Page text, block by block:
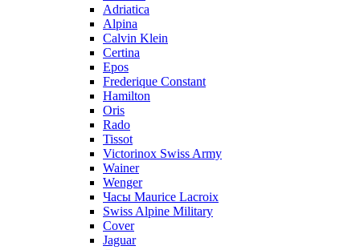
Adriatica
Alpina
Calvin Klein
Certina
Epos
Frederique Constant
Hamilton
Oris
Rado
Tissot
Victorinox Swiss Army
Wainer
Wenger
Часы Maurice Lacroix
Swiss Alpine Military
Cover
Jaguar